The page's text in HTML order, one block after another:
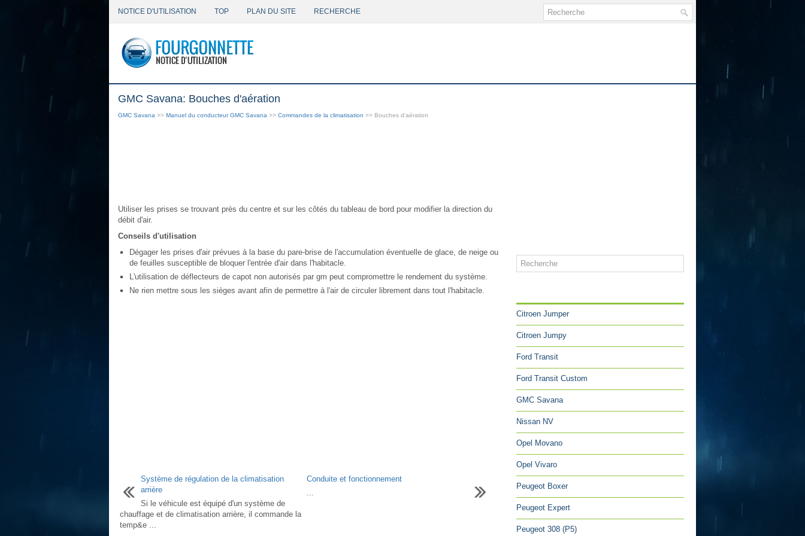
NOTICE D'UTILISATION TOP PLAN DU SITE RECHERCHE
GMC Savana: Bouches d'aération
GMC Savana >> Manuel du conducteur GMC Savana >> Commandes de la climatisation >> Bouches d'aération
Utiliser les prises se trouvant près du centre et sur les côtés du tableau de bord pour modifier la direction du
débit d'air.
Conseils d'utilisation
Dégager les prises d'air prévues à la base du pare-brise de l'accumulation éventuelle de glace, de neige ou
de feuilles susceptible de bloquer l'entrée d'air dans l'habitacle.
L'utilisation de déflecteurs de capot non autorisés par gm peut compromettre le rendement du système.
Ne rien mettre sous les sièges avant afin de permettre à l'air de circuler librement dans tout l'habitacle.
Système de régulation de la climatisation
arrière
Si le véhicule est équipé d'un système de
chauffage et de climatisation arrière, il commande la
temp&e ...
Conduite et fonctionnement
...
Citroen Jumper
Citroen Jumpy
Ford Transit
Ford Transit Custom
GMC Savana
Nissan NV
Opel Movano
Opel Vivaro
Peugeot Boxer
Peugeot Expert
Peugeot 308 (P5)